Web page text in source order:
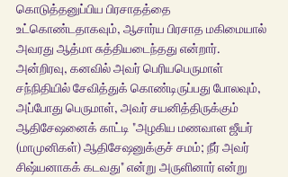
கொடுத்தனுப்பிய பிரசாதத்தை
உட்கொண்டதாகவும், ஆசார்ய பிரசாத மகிமையால்
அவரது ஆத்மா சுத்தியடைந்தது என்றார்.
அன்றிரவு, கனவில் அவர் பெரியபெருமாள்
சந்நிதியில் சேவித்துக் கொண்டிருப்பது போலவும்,
அப்போது பெருமாள், அவர் சயனித்திருக்கும்
ஆதிசேஷனைக் காட்டி "அழகிய மணவாள ஜீயர்
(மாமுனிகள்) ஆதிசேஷனுக்குச் சமம்; நீர் அவர்
சிஷ்யனாகக் கடவது" என்று அருளினார் என்று